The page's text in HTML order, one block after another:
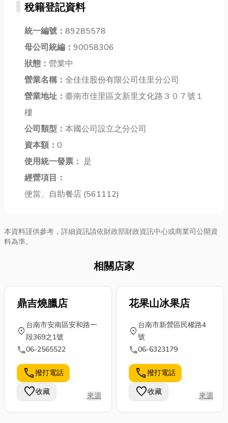
地深耕的優質
法經營，更提
供完善的保密
款安心，無後
顧之憂。 當
舖借款常見的
當舖借款常
見...
多人會發現兩
者的報價、施
也常搞不清楚
自己真正需要
皮...
惑？從傳統的
海苔肉鬆、酥
稅籍登記資料
統一編號： 89285578
母公司統編： 90058306
狀態： 營業中
營業名稱： 全佳佳股份有限公司佳里分公司
營業地址： 臺南市佳里區文新里文化路３０７號１
樓
公司類型： 本國公司設立之分公司
資本額： 0
使用統一發票： 是
經營項目：
便當、自助餐店 (561112)
本資料謹供參考，詳細資訊請依財政部財政資訊中心或商業司公開資
料為準。
相關店家
鼎吉燒臘店
location_on
台南市安南區安和路一
段369之1號
call06-2565522
call撥打電話
favorite收藏 來源
花果山冰果店
location_on
台南市新營區民權路4
號
call06-6323179
call撥打電話
favorite收藏 來源